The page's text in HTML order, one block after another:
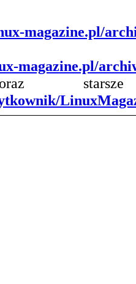
magazine.pl/
magazine.pl/
oraz